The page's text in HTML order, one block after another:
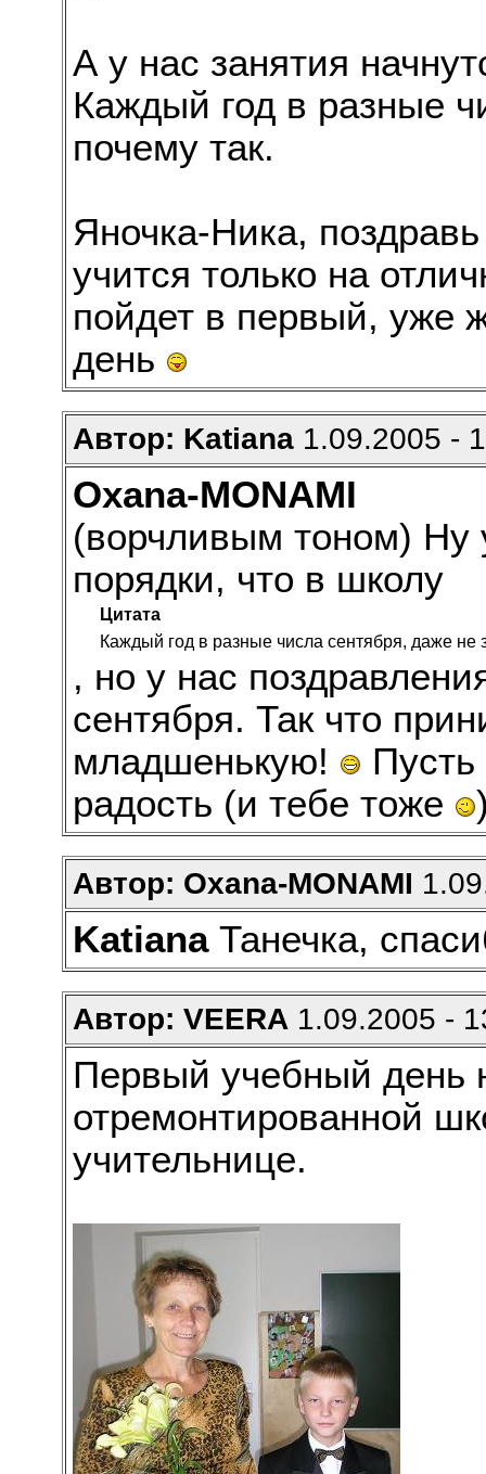
А у нас занятия
Каждый год в разные
почему так.
Яночка-Ника,
учится только на
пойдет в первый, уже
день
Автор: Katiana1.09.2005 -
Oxana-MONAMI
(ворчливым тоном) Ну
порядки, что в школу
Цитата
Каждый год в разные числа сентября, даже не
, но у нас
сентября. Так что
младшенькую!
Пусть
радость (и тебе тоже
Автор: Oxana-MONAMI
KatianaТанечка,
Автор: VEERA 1.09.2005 -
Первый учебный день
отремонтированной
учительнице.